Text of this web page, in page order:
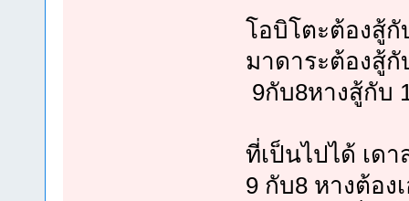
โอบิโตะต้องสู้
มาดาระต้องสู้กั
9กับ8หางสู้กับ
ที่เป็นไปได้ เด
9 กับ8 หางต้อง